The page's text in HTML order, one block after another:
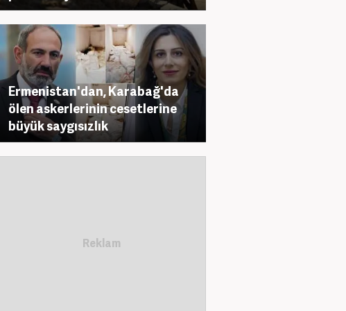
Ermenistan'dan, Karabağ'da
ölen askerlerinin cesetlerine
büyük saygısızlık